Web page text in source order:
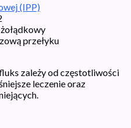
(IPP)
przełyku
zależy od częstotliwości
leczenie oraz